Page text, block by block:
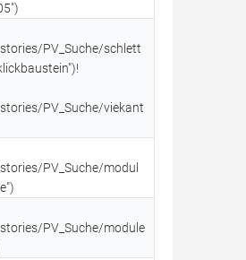
PV_Suche/schlett
PV_Suche/viekant
PV_Suche/modul
PV_Suche/module